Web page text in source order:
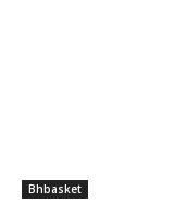
Bhbasket